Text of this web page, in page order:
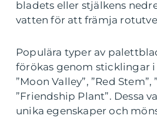
bladets eller stjälkens
vatten för att främja
Populära typer av
förökas genom sticklingar
”Moon Valley”, ”Red Stem”,
”Friendship Plant”. Dessa
unika egenskaper och